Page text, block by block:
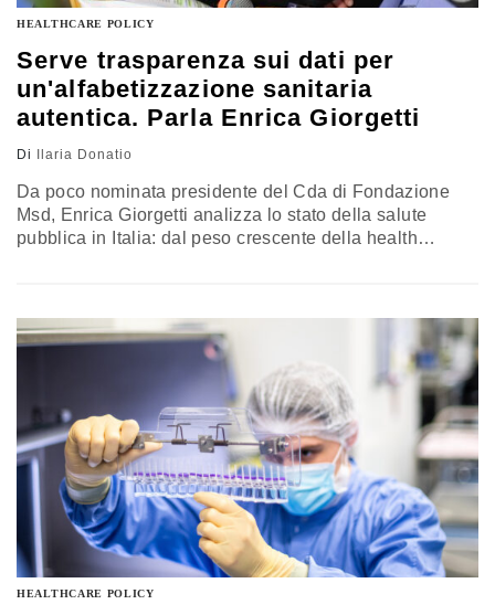
HEALTHCARE POLICY
Serve trasparenza sui dati per
un'alfabetizzazione sanitaria
autentica. Parla Enrica Giorgetti
Di Ilaria Donatio
Da poco nominata presidente del Cda di Fondazione
Msd, Enrica Giorgetti analizza lo stato della salute
pubblica in Italia: dal peso crescente della health
HEALTHCARE POLICY